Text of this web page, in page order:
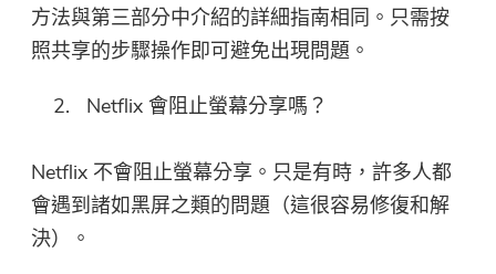
方法與第三部分中介紹的詳細指南相同。只需按
照共享的步驟操作即可避免出現問題。
Netflix 會阻止螢幕分享嗎？
Netflix 不會阻止螢幕分享。只是有時，許多人都
會遇到諸如黑屏之類的問題（這很容易修復和解
決）。